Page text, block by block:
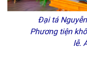
Đại tá
Phương tiện
lễ.